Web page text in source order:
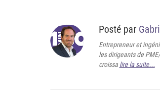
Posté par
Entrepreneur et
les dirigeants de
croissa lire la suite...